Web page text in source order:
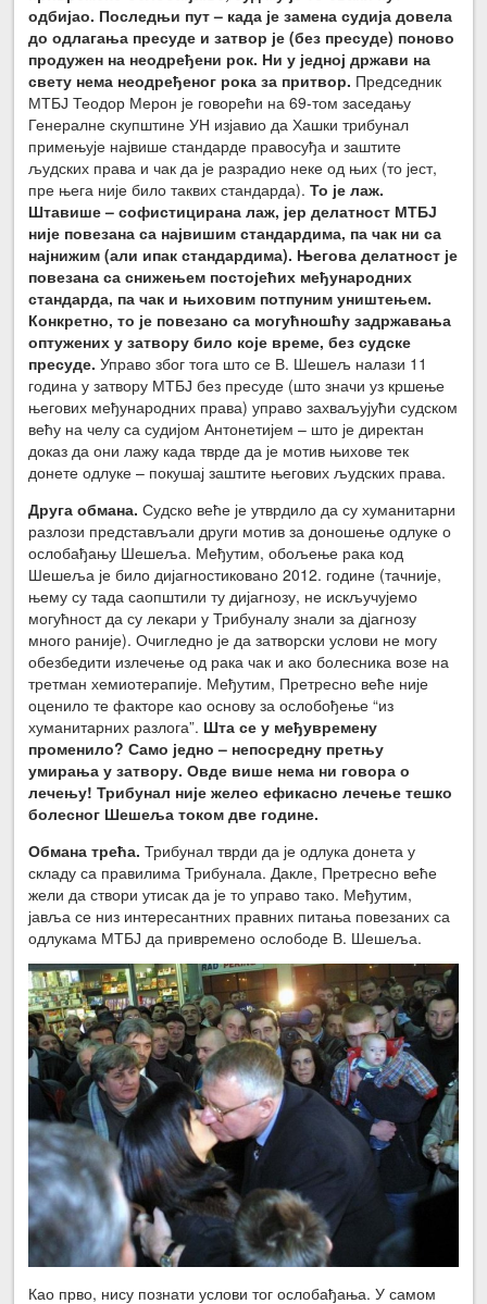
одбијао. Последњи пут – када је замена судија довела
до одлагања пресуде и затвор је (без пресуде) поново
продужен на неодређени рок. Ни у једној држави на
свету нема неодређеног рока за притвор. Председник
МТБЈ Теодор Мерон је говорећи на 69-том заседању
Генералне скупштине УН изјавио да Хашки трибунал
примењује највише стандарде правосуђа и заштите
људских права и чак да је разрадио неке од њих (то јест,
пре њега није било таквих стандарда).То је лаж.
Штавише – софистицирана лаж, јер делатност МТБЈ
није повезана са највишим стандардима, па чак ни са
најнижим (али ипак стандардима). Његова делатност је
повезана са снижењем постојећих међународних
стандарда, па чак и њиховим потпуним уништењем.
Конкретно, то је повезано са могућношћу задржавања
оптужених у затвору било које време, без судске
пресуде. Управо због тога што се В. Шешељ налази 11
година у затвору МТБЈ без пресуде (што значи уз кршење
његових међународних права) управо захваљујући судском
већу на челу са судијом Антонетијем – што је директан
доказ да они лажу када тврде да је мотив њихове тек
донете одлуке – покушај заштите његових људских права.
Друга обмана. Судско веће је утврдило да су хуманитарни
разлози представљали други мотив за доношење одлуке о
ослобађању Шешеља. Међутим, обољење рака код
Шешеља је било дијагностиковано 2012. године (тачније,
њему су тада саопштили ту дијагнозу, не искључујемо
могућност да су лекари у Трибуналу знали за дјагнозу
много раније). Очигледно је да затворски услови не могу
обезбедити излечење од рака чак и ако болесника возе на
третман хемиотерапије. Међутим, Претресно веће није
оценило те факторе као основу за ослобођење “из
хуманитарних разлога”. Шта се у међувремену
променило? Само једно – непосредну претњу
умирања у затвору. Овде више нема ни говора о
лечењу! Трибунал није желео ефикасно лечење тешко
болесног Шешеља током две године.
Обмана трећа. Трибунал тврди да је одлука донета у
складу са правилима Трибунала. Дакле, Претресно веће
жели да створи утисак да је то управо тако. Међутим,
јавља се низ интересантних правних питања повезаних са
одлукама МТБЈ да привремено ослободе В. Шешеља.
Као прво, нису познати услови тог ослобађања. У самом